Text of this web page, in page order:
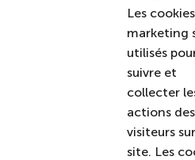
Les
marketing
utilisés
suivre et
collecter
actions des
visiteurs
site. Les